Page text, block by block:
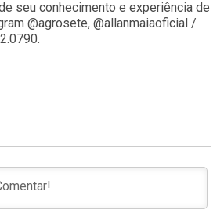
seu conhecimento e experiência de
@agrosete, @allanmaiaoficial /